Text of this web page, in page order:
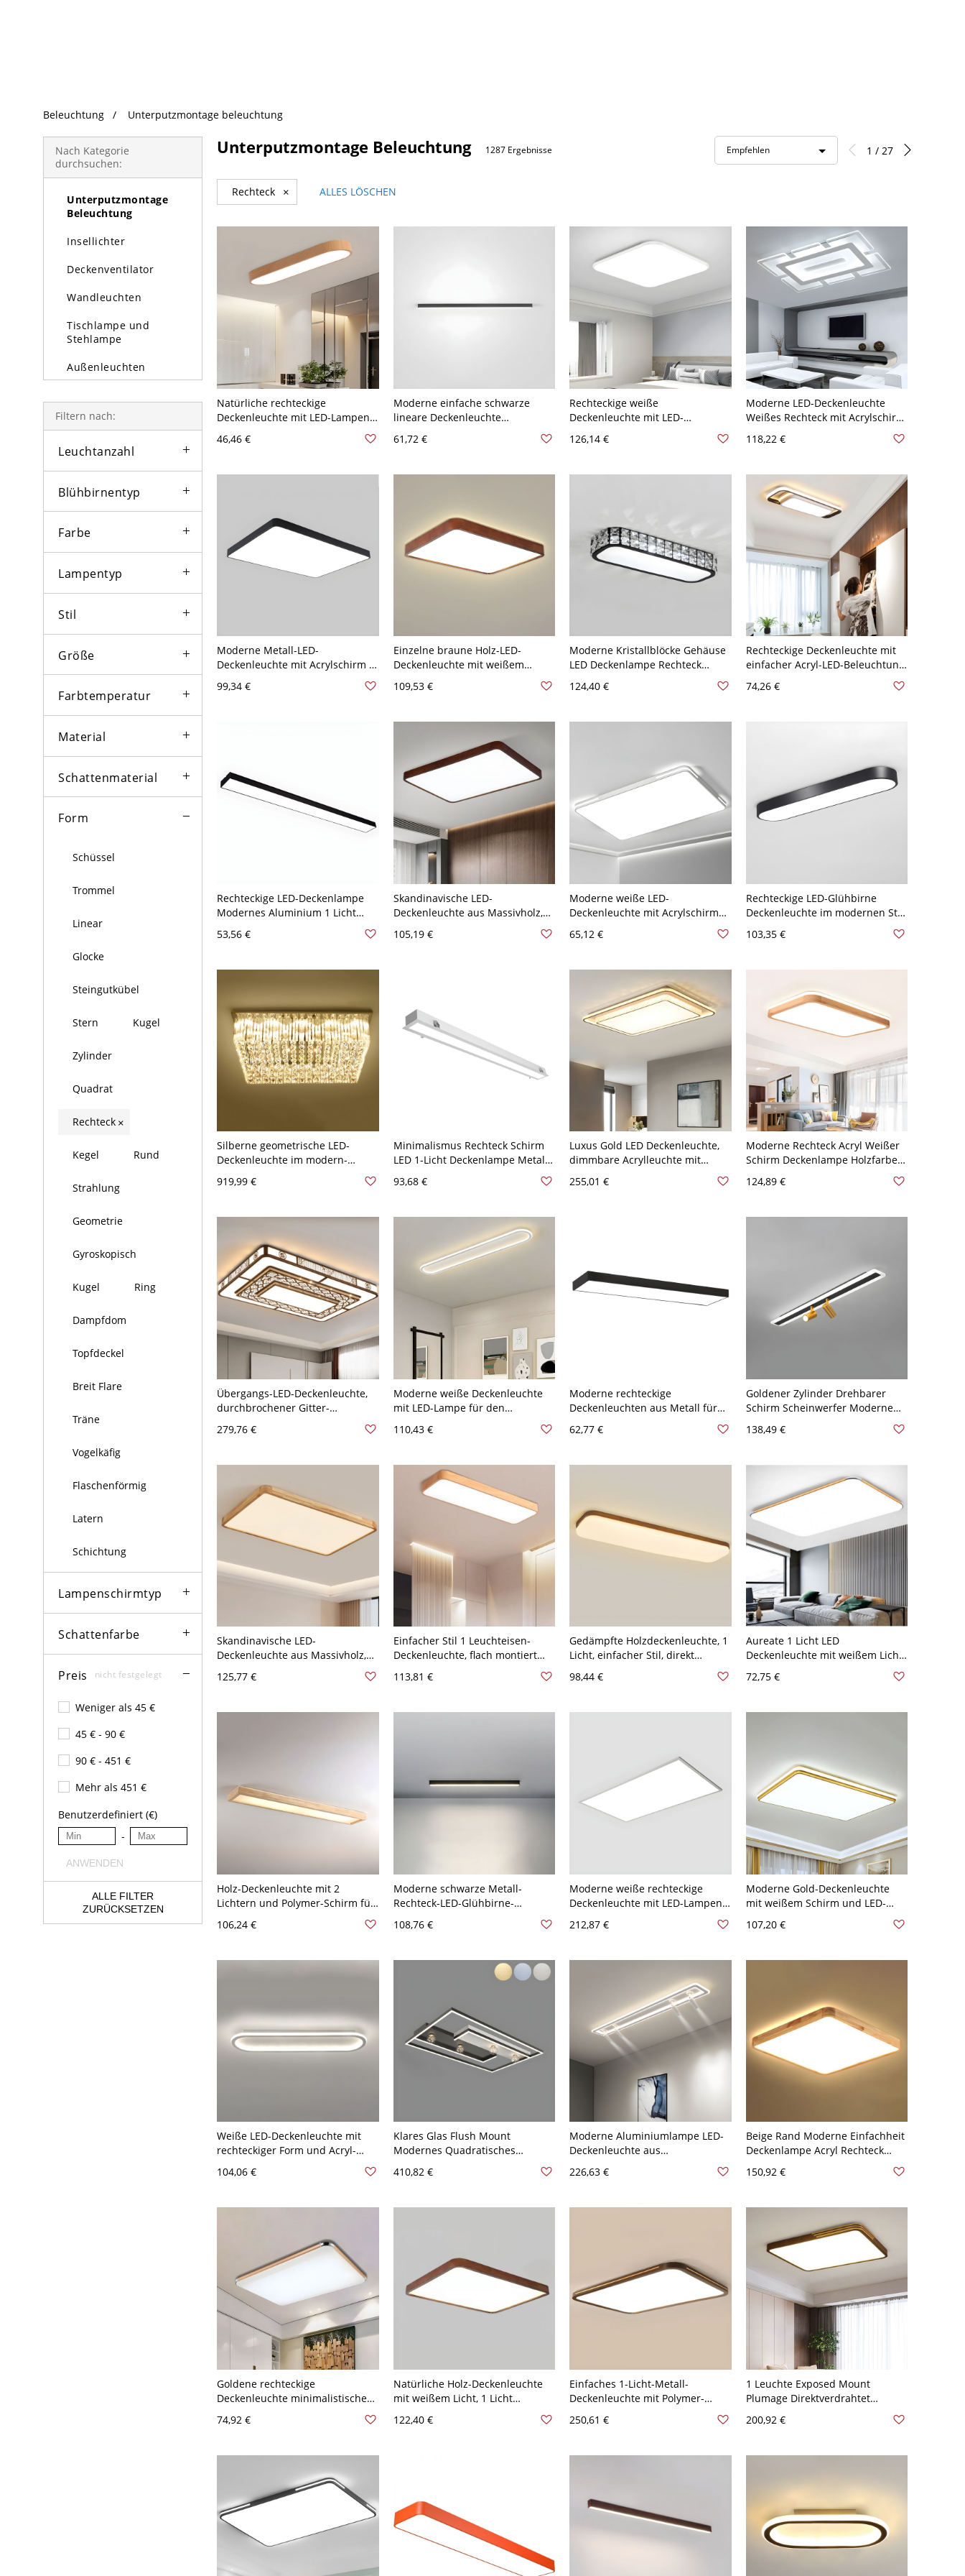
Beleuchtung Unterputzmontage beleuchtung
Nach Kategorie
durchsuchen:
Beleuchtung
Kronleuchter
Pendelleuchte
Unterputzmontage
Beleuchtung
Insellichter
Deckenventilator
Wandleuchten
Tischlampe und
Stehlampe
Außenleuchten
Filtern nach:
Leuchtanzahl
Blühbirnentyp
Farbe
Lampentyp
Stil
Größe
Farbtemperatur
Material
Schattenmaterial
Form
Schüssel
Trommel
Linear
Glocke
Steingutkübel
Stern Kugel
Zylinder
Quadrat
Rechteck ×
Kegel Rund
Strahlung
Geometrie
Gyroskopisch
Kugel Ring
Dampfdom
Topfdeckel
Breit Flare
Träne
Vogelkäfig
Flaschenförmig
Latern
Schichtung
Lampenschirmtyp
Schattenfarbe
Preis nicht festgelegt
Weniger als 45 €
45 € - 90 €
90 € - 451 €
Mehr als 451 €
Benutzerdefiniert (€)
-
ANWENDEN
ALLE FILTER
ZURÜCKSETZEN
Unterputzmontage Beleuchtung 1287 Ergebnisse Empfehlen 1 / 27
Rechteck × ALLES LÖSCHEN
Natürliche rechteckige
Deckenleuchte mit LED-Lampen -
46,46 €
Moderne einfache schwarze
lineare Deckenleuchte
Wohnzimmer
61,72 €
Rechteckige weiße
Deckenleuchte mit LED-
Metall und Acryl-Schirm - 110V-
126,14 €
Moderne LED-Deckenleuchte
Weißes Rechteck mit Acrylschirm
118,22 €
Moderne Metall-LED-
Deckenleuchte mit Acrylschirm -
weißer Schirm - 110V-120V 64,77
cm Schwarz Weißlicht
99,34 €
Einzelne braune Holz-LED-
Deckenleuchte mit weißem
Acrylschirm - 110V-120V 59,69 cm
Rechteck Weißlicht
109,53 €
Moderne Kristallblöcke Gehäuse
LED Deckenlampe Rechteck
Schirm 1-Licht Deckenleuchte -
Schwarz 110V-120V 38,1 cm
124,40 €
Rechteckige Deckenleuchte mit
einfacher Acryl-LED-Beleuchtung
74,26 €
Rechteckige LED-Deckenlampe
Modernes Aluminium 1 Licht
120V Weißlicht 59,69 cm
53,56 €
Skandinavische LED-
Deckenleuchte aus Massivholz,
schlanke, flache Leuchte - 110V-
120V 60,96 cm Rechteck
105,19 €
Moderne weiße LED-
Deckenleuchte mit Acrylschirm
für helles Wohnambiente - 110V-
120V 59,69 cm Rechteck
65,12 €
Rechteckige LED-Glühbirne
Deckenleuchte im modernen Stil
110V-120V 35,56 cm Weißlicht
103,35 €
Silberne geometrische LED-
Deckenleuchte im modern-
romantischen Stil aus Edelstahl-
Kristall-Deckenleuchte für die
Weißlicht 100,33 cm
919,99 €
Minimalismus Rechteck Schirm
LED 1-Licht Deckenlampe Metall
110V-120V 90,17 cm Warm
93,68 €
Luxus Gold LED Deckenleuchte,
dimmbare Acrylleuchte mit
facettiertem Kristallrand - 110V-
120V Klein Dreistufiges Dimmen
255,01 €
Moderne Rechteck Acryl Weißer
Schirm Deckenlampe Holzfarbe
Deckenleuchte - Holz 110V-120V
124,89 €
Übergangs-LED-Deckenleuchte,
durchbrochener Gitter-
Lichtstreuung - 110V-120V 90,17
279,76 €
Moderne weiße Deckenleuchte
mit LED-Lampe für den
Wohnbereich - 110V-120V 40,64
cm Rechteck
110,43 €
Moderne rechteckige
Deckenleuchten aus Metall für
59,69 cm Weißlicht
62,77 €
Goldener Zylinder Drehbarer
Schirm Scheinwerfer Moderne
Halbdeckenlampe - Schwarz-
138,49 €
Skandinavische LED-
Deckenleuchte aus Massivholz,
runde minimalistische Leuchte
für Schlafzimmer und Flur -
125,77 €
Einfacher Stil 1 Leuchteisen-
Deckenleuchte, flach montiert
mit direkter Verkabelung - 110V-
120V 40,64 cm Weißlicht
113,81 €
Gedämpfte Holzdeckenleuchte, 1
Licht, einfacher Stil, direkt
PMMA-Schirm, 110V-120V, 27,5",
98,44 €
Aureate 1 Licht LED
Deckenleuchte mit weißem Licht
Wohnbereichs-Deckenmontage,
72,75 €
Holz-Deckenleuchte mit 2
Lichtern und Polymer-Schirm für
verdrahtet, für LED-Licht
106,24 €
Moderne schwarze Metall-
Rechteck-LED-Glühbirne-
Deckenleuchte mit Acrylschirm -
110V-120V 59,69 cm Natürliches
108,76 €
Moderne weiße rechteckige
Deckenleuchte mit LED-Lampen
120V 60,96 cm Warm
212,87 €
Moderne Gold-Deckenleuchte
mit weißem Schirm und LED-
Weißlicht
107,20 €
Weiße LED-Deckenleuchte mit
rechteckiger Form und Acryl-
cm
104,06 €
Klares Glas Flush Mount
Modernes Quadratisches
Wohnzimmer - Schwarz 110V-
Dimmen
410,82 €
Moderne Aluminiumlampe LED-
Deckenleuchte aus
Innenbereich mit rechteckigem
226,63 €
Beige Rand Moderne Einfachheit
Deckenlampe Acryl Rechteck
Deckenleuchte - Beige 110V-120V
150,92 €
Goldene rechteckige
Deckenleuchte minimalistisches
Deckenleuchte
74,92 €
Natürliche Holz-Deckenleuchte
mit weißem Licht, 1 Licht
Polymer-Schirm, modischer Stil,
direkt verdrahtete elektrische
122,40 €
Einfaches 1-Licht-Metall-
Deckenleuchte mit Polymer-
Direktverdrahtet, 110V-120V,
(Warm/Weiß/Neutrallicht
250,61 €
1 Leuchte Exposed Mount
Plumage Direktverdrahtet
Deckenleuchte mit Lucite-Schirm
120V, 31,5", Rechteck
200,92 €